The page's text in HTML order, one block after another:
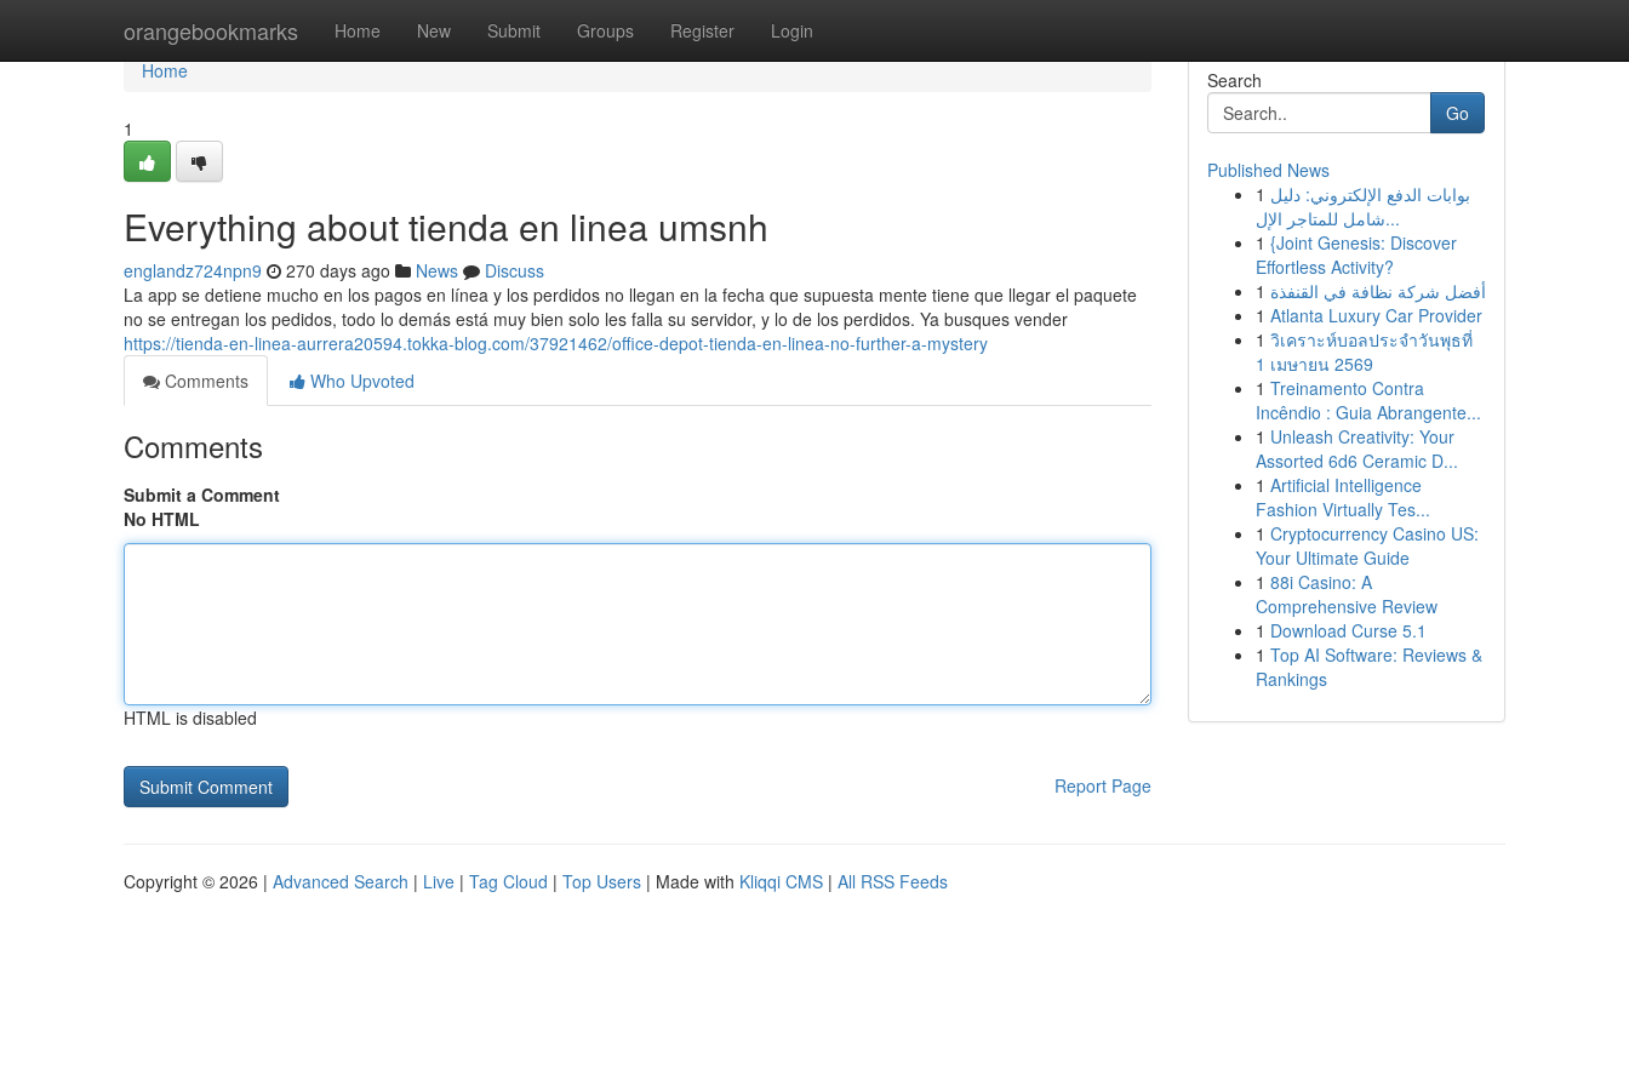
orangebookmarks Home New Submit Groups Register Login
Home
Home
1
Everything about tienda en linea umsnh
englandz724npn9 270 days ago News
Discuss
La app se detiene mucho en los pagos en línea y los perdidos no llegan en la fecha que supuesta mente tiene que llegar el paquete
no se entregan los pedidos, todo lo demás está muy bien solo les falla su servidor, y lo de los perdidos. Ya busques vender
https://tienda-en-linea-aurrera20594.tokka-blog.com/37921462/office-depot-tienda-en-linea-no-further-a-mystery
Comments
Who Upvoted
Comments
Submit a Comment
No HTML
HTML is disabled
Report Page
Search
Go
Published News
1 بوابات الدفع الإلكتروني: دليل
شامل للمتاجر الإل...
1 {Joint Genesis: Discover
Effortless Activity?
1 أفضل شركة نظافة في القنفذة
1 Atlanta Luxury Car Provider
1 วิเคราะห์บอลประจำวันพุธที่
1 เมษายน 2569
1 Treinamento Contra
Incêndio : Guia Abrangente...
1 Unleash Creativity: Your
Assorted 6d6 Ceramic D...
1 Artificial Intelligence
Fashion Virtually Tes...
1 Cryptocurrency Casino US:
Your Ultimate Guide
1 88i Casino: A
Comprehensive Review
1 Download Curse 5.1
1 Top AI Software: Reviews &
Rankings
Copyright © 2026 | Advanced Search | Live | Tag Cloud | Top Users | Made with Kliqqi CMS | All RSS Feeds